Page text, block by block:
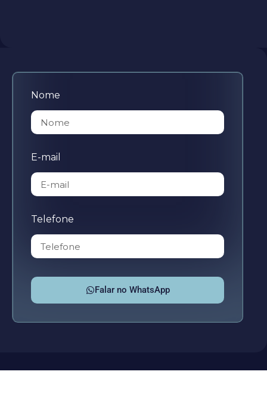
Nome
E-mail
Telefone
Falar no WhatsApp